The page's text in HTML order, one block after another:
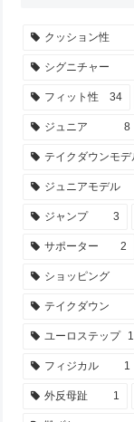
クッション性
シグニチャー
フィット性 34
ジュニア 8
テイクダウンモデ
ジュニアモデル
ジャンプ 3
サポーター 2
ショッピング
テイクダウン
ユーロステップ 1
フィジカル 1
外反母趾 1